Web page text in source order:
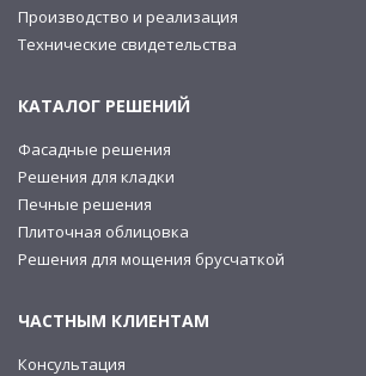
Производство и реализация
Технические свидетельства
КАТАЛОГ РЕШЕНИЙ
Фасадные решения
Решения для кладки
Печные решения
Плиточная облицовка
Решения для мощения брусчаткой
ЧАСТНЫМ КЛИЕНТАМ
Консультация